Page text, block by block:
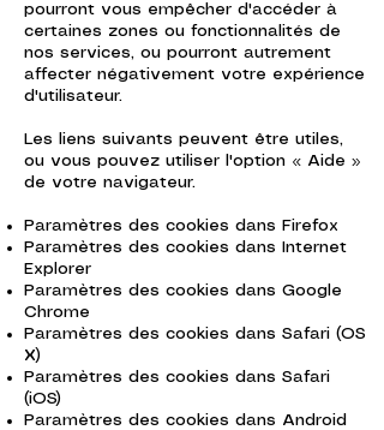
pourront vous empêcher d'accéder à
certaines zones ou fonctionnalités de
nos services, ou pourront autrement
affecter négativement votre expérience
d'utilisateur.
Les liens suivants peuvent être utiles,
ou vous pouvez utiliser l'option « Aide »
de votre navigateur.
Paramètres des cookies dans Firefox
Paramètres des cookies dans Internet
Explorer
Paramètres des cookies dans Google
Chrome
Paramètres des cookies dans Safari (OS
X)
Paramètres des cookies dans Safari
(iOS)
Paramètres des cookies dans Android